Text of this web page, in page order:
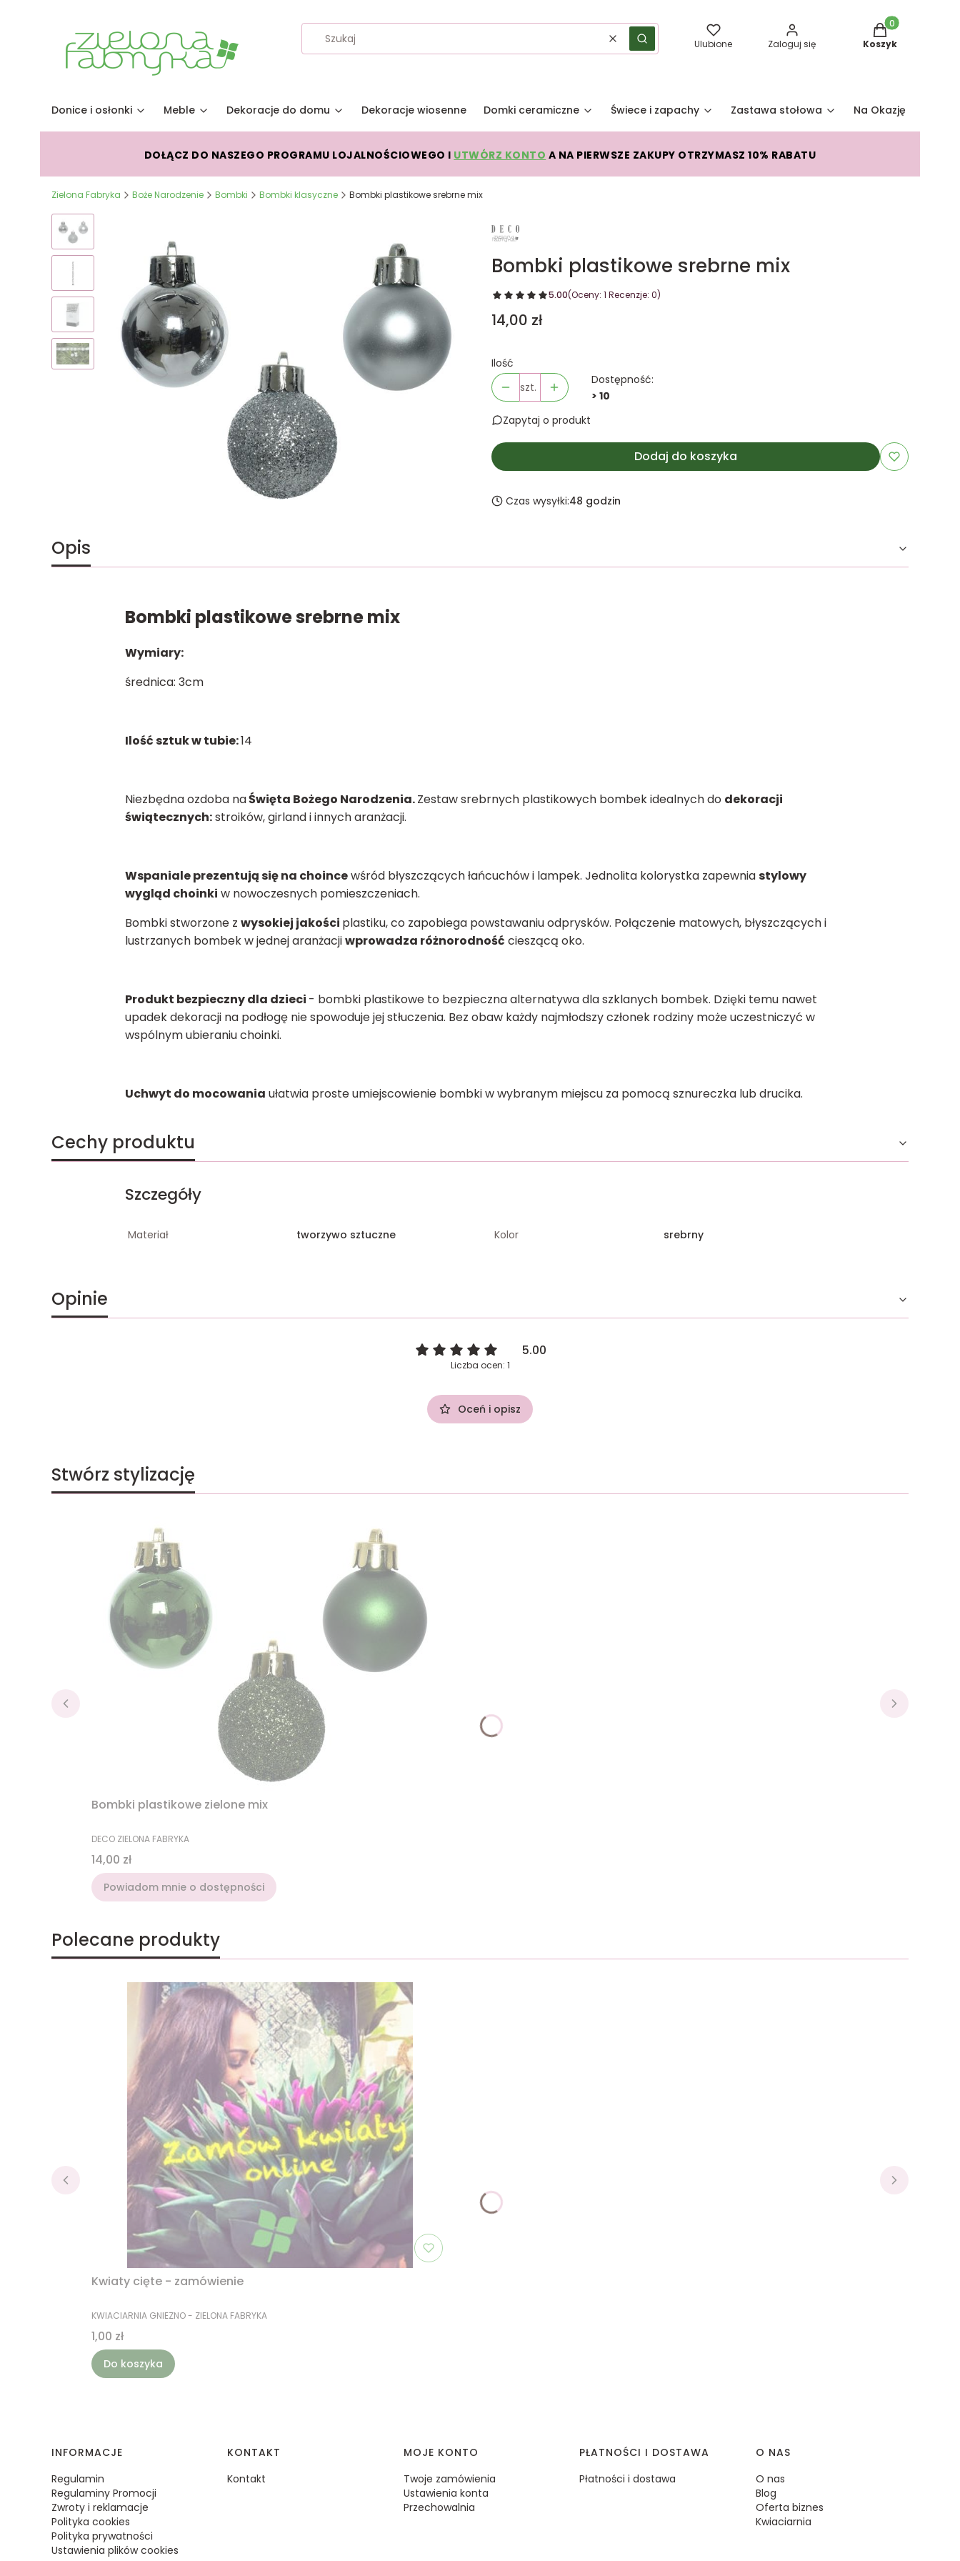
WyczyśćSzukaj Ulubione Zaloguj się
Produkty w
Koszyk
Donice i osłonki Meble Dekoracje do domu Dekoracje wiosenne Domki ceramiczne Świece i zapachy Zastawa stołowa Na Okazję
DOŁĄCZ DO NASZEGO PROGRAMU LOJALNOŚCIOWEGO I UTWÓRZ KONTO A NA PIERWSZE ZAKUPY OTRZYMASZ 10% RABATU
Zielona Fabryka Boże Narodzenie Bombki Bombki klasyczne Bombki plastikowe srebrne mix
Bombki plastikowe srebrne mix
5.00(Oceny: 1 Recenzje: 0)
Cena
14,00 zł
Ilość
szt.
Dostępność:
> 10
Zapytaj o produkt
Dodaj do koszyka
Czas wysyłki:48 godzin
Opis
Bombki plastikowe srebrne mix
Wymiary:
średnica: 3cm
Ilość sztuk w tubie:14
Niezbędna ozdoba naŚwięta Bożego Narodzenia.Zestaw srebrnych plastikowych bombek idealnych do dekoracji
świątecznych:stroików, girland i innych aranżacji.
Wspaniale prezentują się na choincewśród błyszczących łańcuchów i lampek. Jednolita kolorystka zapewniastylowy
wygląd choinki w nowoczesnych pomieszczeniach.
Bombki stworzone z wysokiej jakości plastiku, co zapobiega powstawaniu odprysków. Połączenie matowych, błyszczących i
lustrzanych bombek w jednej aranżacjiwprowadza różnorodność cieszącą oko.
Produkt bezpieczny dla dzieci - bombki plastikowe to bezpieczna alternatywa dla szklanych bombek. Dzięki temu nawet
upadek dekoracji na podłogę nie spowoduje jej stłuczenia. Bez obaw każdy najmłodszy członek rodziny może uczestniczyć w
wspólnym ubieraniu choinki.
Uchwyt do mocowania ułatwia proste umiejscowienie bombki w wybranym miejscu za pomocą sznureczka lub drucika.
Cechy produktu
Szczegóły
Materiał tworzywo sztuczne Kolor srebrny
Opinie
5.00
Liczba ocen: 1
Oceń i opisz
Stwórz stylizację
Bombki plastikowe zielone mix
PRODUCENT
DECO ZIELONA FABRYKA
Cena
14,00 zł
Powiadom mnie o dostępności
Polecane produkty
Kwiaty cięte - zamówienie
PRODUCENT
KWIACIARNIA GNIEZNO - ZIELONA FABRYKA
Cena
1,00 zł
Do koszyka
Linki w stopce
INFORMACJE
Regulamin
Regulaminy Promocji
Zwroty i reklamacje
Polityka cookies
Polityka prywatności
Ustawienia plików cookies
KONTAKT
Kontakt
MOJE KONTO
Twoje zamówienia
Ustawienia konta
Przechowalnia
PŁATNOŚCI I DOSTAWA
Płatności i dostawa
O NAS
O nas
Blog
Oferta biznes
Kwiaciarnia